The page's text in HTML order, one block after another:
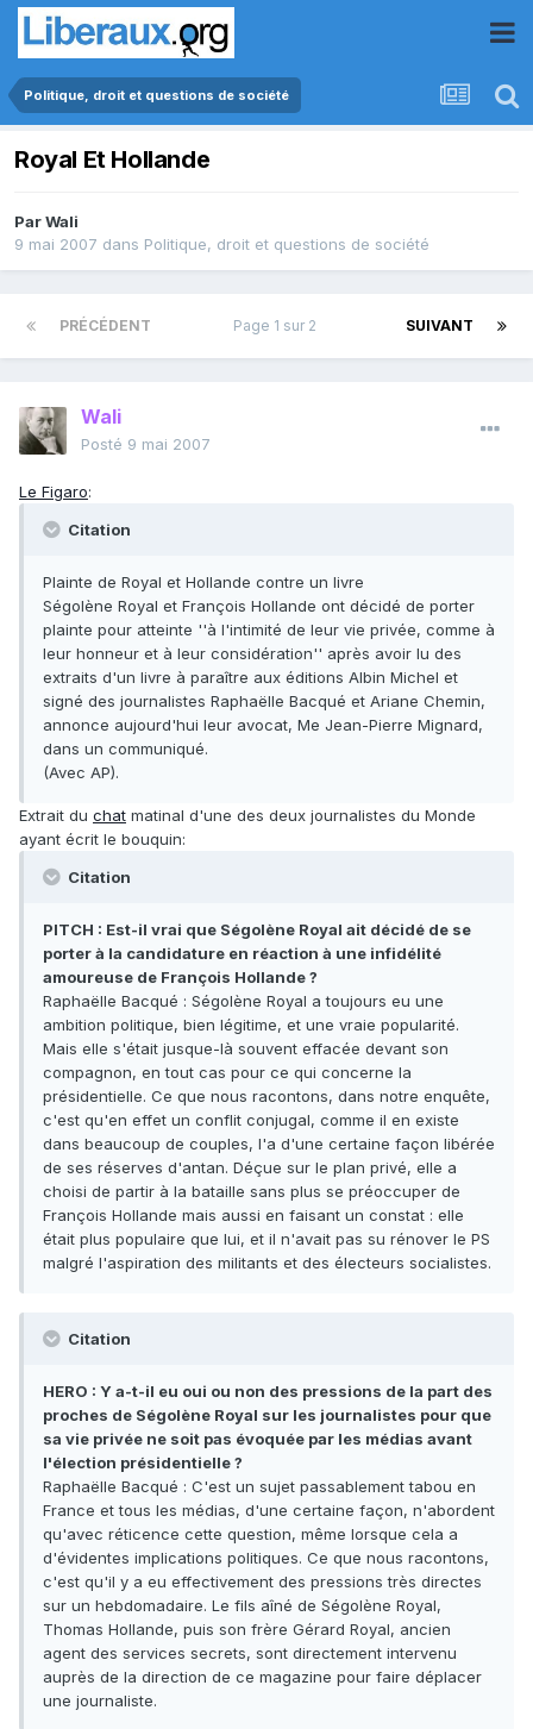
Politique, droit et questions de société
Royal Et Hollande
ParWali
9 mai 2007 dans Politique, droit et questions de société
PRÉCÉDENT SUIVANT
Page 1 sur 2
Wali
Posté 9 mai 2007
Le Figaro:
Citation
Plainte de Royal et Hollande contre un livre
Ségolène Royal et François Hollande ont décidé de porter
plainte pour atteinte ''à l'intimité de leur vie privée, comme à
leur honneur et à leur considération'' après avoir lu des
extraits d'un livre à paraître aux éditions Albin Michel et
signé des journalistes Raphaëlle Bacqué et Ariane Chemin,
annonce aujourd'hui leur avocat, Me Jean-Pierre Mignard,
dans un communiqué.
(Avec AP).
Extrait du chat matinal d'une des deux journalistes du Monde
ayant écrit le bouquin:
Citation
PITCH : Est-il vrai que Ségolène Royal ait décidé de se
porter à la candidature en réaction à une infidélité
amoureuse de François Hollande ?
Raphaëlle Bacqué : Ségolène Royal a toujours eu une
ambition politique, bien légitime, et une vraie popularité.
Mais elle s'était jusque-là souvent effacée devant son
compagnon, en tout cas pour ce qui concerne la
présidentielle. Ce que nous racontons, dans notre enquête,
c'est qu'en effet un conflit conjugal, comme il en existe
dans beaucoup de couples, l'a d'une certaine façon libérée
de ses réserves d'antan. Déçue sur le plan privé, elle a
choisi de partir à la bataille sans plus se préoccuper de
François Hollande mais aussi en faisant un constat : elle
était plus populaire que lui, et il n'avait pas su rénover le PS
malgré l'aspiration des militants et des électeurs socialistes.
Citation
HERO : Y a-t-il eu oui ou non des pressions de la part des
proches de Ségolène Royal sur les journalistes pour que
sa vie privée ne soit pas évoquée par les médias avant
l'élection présidentielle ?
Raphaëlle Bacqué : C'est un sujet passablement tabou en
France et tous les médias, d'une certaine façon, n'abordent
qu'avec réticence cette question, même lorsque cela a
d'évidentes implications politiques. Ce que nous racontons,
c'est qu'il y a eu effectivement des pressions très directes
sur un hebdomadaire. Le fils aîné de Ségolène Royal,
Thomas Hollande, puis son frère Gérard Royal, ancien
agent des services secrets, sont directement intervenu
auprès de la direction de ce magazine pour faire déplacer
une journaliste.